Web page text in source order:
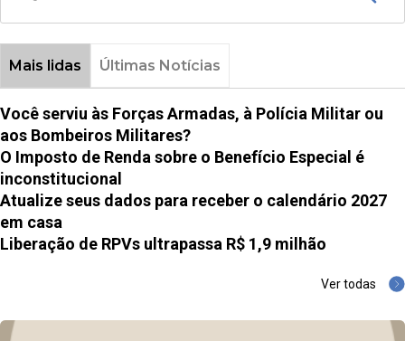
Mais lidas Últimas Notícias
Você serviu às Forças Armadas, à Polícia Militar ou
aos Bombeiros Militares?
O Imposto de Renda sobre o Benefício Especial é
inconstitucional
Atualize seus dados para receber o calendário 2027
em casa
Liberação de RPVs ultrapassa R$ 1,9 milhão
Ver todas